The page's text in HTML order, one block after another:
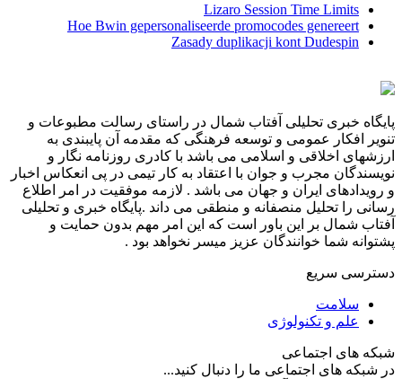
Lizaro Session Time Limits
Hoe Bwin gepersonaliseerde promocodes genereert
Zasady duplikacji kont Dudespin
پایگاه خبری تحلیلی آفتاب شمال در راستای رسالت مطبوعات و
تنویر افکار عمومی و توسعه فرهنگی که مقدمه آن پایبندی به
ارزشهای اخلاقی و اسلامی می باشد با کادری روزنامه نگار و
نویسندگان مجرب و جوان با اعتقاد به کار تیمی در پی انعکاس اخبار
و رویدادهای ایران و جهان می باشد . لازمه موفقیت در امر اطلاع
رسانی را تحلیل منصفانه و منطقی می داند .پایگاه خبری و تحلیلی
آفتاب شمال بر این باور است که این امر مهم بدون حمایت و
پشتوانه شما خوانندگان عزیز میسر نخواهد بود .
دسترسی سریع
سلامت
علم و تکنولوژی
شبکه های اجتماعی
در شبکه های اجتماعی ما را دنبال کنید...